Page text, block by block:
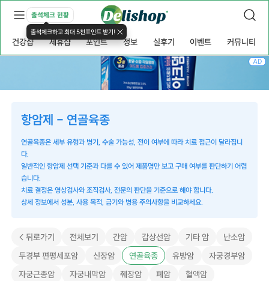
출석체크 현황
출석체크하고 최대 5천포인트 받기!
건강샵 제휴샵 포인트 정보 실후기 이벤트 커뮤니티
항암제 - 연골육종
연골육종은 세부 유형과 병기, 수술 가능성, 전이 여부에 따라 치료 접근이 달라집니
다.
일반적인 항암제 선택 기준과 다를 수 있어 제품명만 보고 구매 여부를 판단하기 어렵
습니다.
치료 결정은 영상검사와 조직검사, 전문의 판단을 기준으로 해야 합니다.
상세 정보에서 성분, 사용 목적, 금기와 병용 주의사항을 비교하세요.
< 뒤로가기 전체보기 간암 갑상선암 기타 암
난소암
두경부 편평세포암
신장암 연골육종 유방암
자궁경부암
자궁근종암
자궁내막암 췌장암 폐암
혈액암
AD